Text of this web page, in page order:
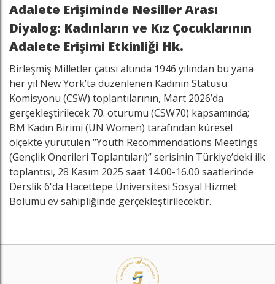
Adalete Erişiminde Nesiller Arası
Diyalog: Kadınların ve Kız Çocuklarının
Adalete Erişimi Etkinliği Hk.
Birleşmiş Milletler çatısı altında 1946 yılından bu yana
her yıl New York’ta düzenlenen Kadının Statüsü
Komisyonu (CSW) toplantılarının, Mart 2026’da
gerçekleştirilecek 70. oturumu (CSW70) kapsamında;
BM Kadın Birimi (UN Women) tarafından küresel
ölçekte yürütülen “Youth Recommendations Meetings
(Gençlik Önerileri Toplantıları)” serisinin Türkiye’deki ilk
toplantısı, 28 Kasım 2025 saat 14.00-16.00 saatlerinde
Derslik 6'da Hacettepe Üniversitesi Sosyal Hizmet
Bölümü ev sahipliğinde gerçekleştirilecektir.